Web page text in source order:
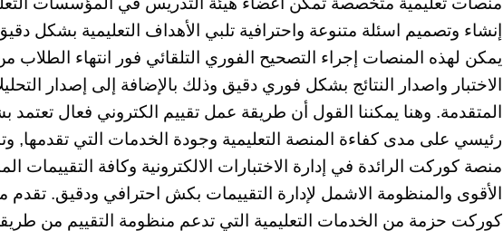
إنشاء وتصميم اسئلة متنوعة واحترافية تلبي الأهداف التعليمية بشكل
يمكن لهذه المنصات إجراء التصحيح الفوري التلقائي فور انتهاء الطلاب
الاختبار واصدار النتائج بشكل فوري دقيق وذلك بالإضافة إلى إصدار
المتقدمة. وهنا يمكننا القول أن طريقة عمل تقييم الكتروني فعال تعتمد
رئيسي على مدى كفاءة المنصة التعليمية وجودة الخدمات التي تقدمها,
منصة كوركت الرائدة في إدارة الاختبارات الالكترونية وكافة التقييمات
الأقوى والمنظومة الاشمل لإدارة التقييمات بكش احترافي ودقيق. تقدم
كوركت حزمة من الخدمات التعليمية التي تدعم منظومة التقييم من